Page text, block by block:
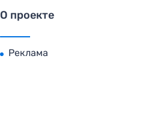
О проекте
Реклама